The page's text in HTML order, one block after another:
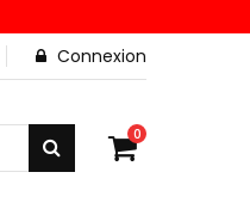
Connexion
0